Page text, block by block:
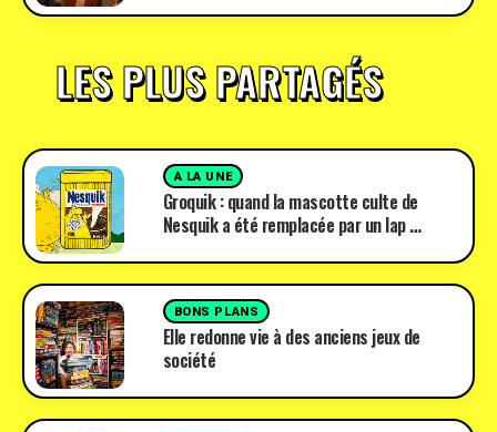
LES PLUS PARTAGÉS
A LA UNE
Groquik : quand la mascotte culte de
Nesquik a été remplacée par un lap …
BONS PLANS
Elle redonne vie à des anciens jeux de
société